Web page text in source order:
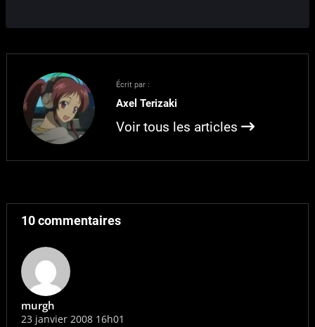
Écrit par :
Axel Terizaki
Voir tous les articles
10 commentaires
murgh
23 janvier 2008 16h01